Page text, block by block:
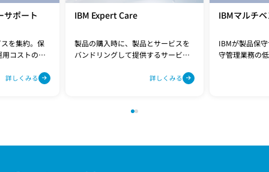
サポート
を集約。保
コストの削
詳しくみる
IBM Expert Care
製品の購入時に、製品とサービスを
バンドリングして提供するサービス
詳しくみる
IBMマルチ
IBMが製品保
守管理業務の